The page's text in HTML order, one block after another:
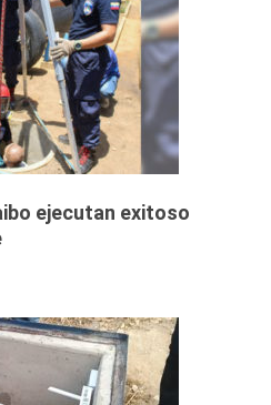
ejecutan exitoso